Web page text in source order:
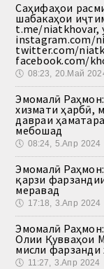
Саҳифаҳои
шабакаҳои
t.me/niatkhovar,
instagram.com/
twitter.com/
facebook.com/
🕔 08:23, 20.Май
Эмомалӣ
хизмати ҳарбӣ,
давраи
мебошад
🕔 08:24, 5.Апр 2024
Эмомалӣ
қарзи
меравад
🕔 17:18, 3.Апр 2024
Эмомалӣ
Олии Қувваҳои
мисли фарзанди
🕔 11:27, 3.Апр 2024